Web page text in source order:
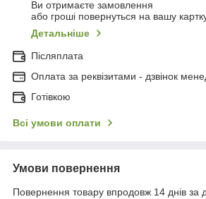
Ви отримаєте замовлення
або гроші повернуться на вашу
Детальніше
Післяплата
Оплата за реквізитами - дзвінок
Готівкою
Всі умови оплати
Умови повернення
Повернення товару впродовж 14 днів за